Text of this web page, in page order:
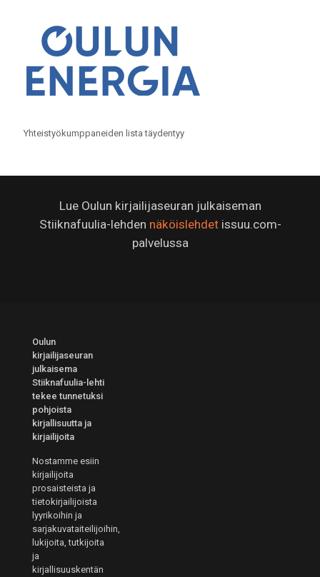
Yhteistyökumppaneiden lista täydentyy
Lue Oulun kirjailijaseuran julkaiseman
Stiiknafuulia-lehden näköislehdetissuu.com-
palvelussa
Oulun
kirjailijaseuran
julkaisema
Stiiknafuulia-lehti
tekee tunnetuksi
pohjoista
kirjallisuutta ja
kirjailijoita
Nostamme esiin
kirjailijoita
prosaisteista ja
tietokirjailijoista
lyyrikoihin ja
sarjakuvataiteilijoihin,
lukijoita, tutkijoita
ja
kirjallisuuskentän